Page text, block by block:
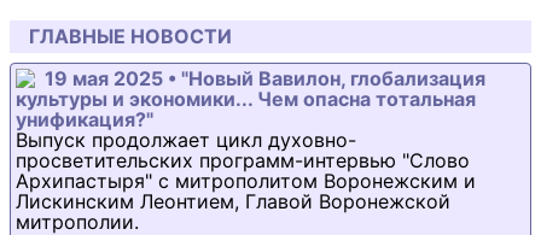
ГЛАВНЫЕ НОВОСТИ
19 мая 2025 • "Новый Вавилон, глобализация
культуры и экономики... Чем опасна тотальная
унификация?"
Выпуск продолжает цикл духовно-
просветительских программ-интервью "Слово
Архипастыря" с митрополитом Воронежским и
Лискинским Леонтием, Главой Воронежской
митрополии.